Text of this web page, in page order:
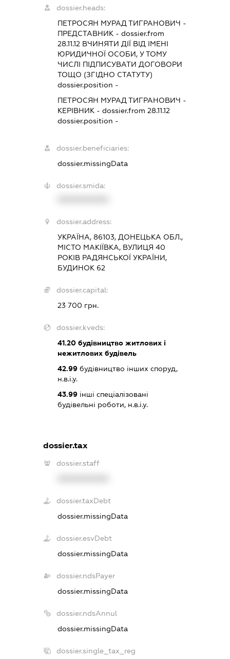
dossier.heads:
ПЕТРОСЯН МУРАД ТИГРАНОВИЧ -
ПРЕДСТАВНИК - dossier.from
28.11.12 ВЧИНЯТИ ДІЇ ВІД ІМЕНІ
ЮРИДИЧНОЇ ОСОБИ, У ТОМУ
ЧИСЛІ ПІДПИСУВАТИ ДОГОВОРИ
ТОЩО (ЗГІДНО СТАТУТУ)
dossier.position -
ПЕТРОСЯН МУРАД ТИГРАНОВИЧ -
КЕРІВНИК - dossier.from 28.11.12
dossier.position -
dossier.beneficiaries:
dossier.missingData
dossier.smida:
dossier.address:
УКРАЇНА, 86103, ДОНЕЦЬКА ОБЛ.,
МІСТО МАКІЇВКА, ВУЛИЦЯ 40
РОКІВ РАДЯНСЬКОЇ УКРАЇНИ,
БУДИНОК 62
dossier.capital:
23 700 грн.
dossier.kveds:
41.20 будівництво житлових і
нежитлових будівель
42.99 будівництво інших споруд,
н.в.і.у.
43.99 інші спеціалізовані
будівельні роботи, н.в.і.у.
dossier.tax
dossier.staff
dossier.taxDebt
dossier.missingData
dossier.esvDebt
dossier.missingData
dossier.ndsPayer
dossier.missingData
dossier.ndsAnnul
dossier.missingData
dossier.single_tax_reg